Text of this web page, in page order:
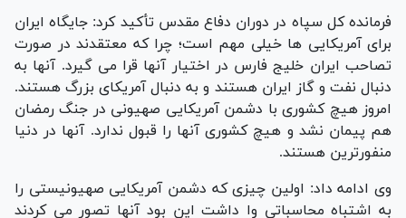
فرمانده کل سپاه در دوران دفاع مقدس تأکید کرد: جایگاه ایران
برای آمریکایی ها خیلی مهم است؛ چرا که معتقدند در صورت
تصاحب ایران خلیج فارس در اختیار آنها قرا می گیرد. آنها به
دنبال نفت و گاز ایران هستند و به دنبال آمریکای بزرگ هستند.
امروز هیچ کشوری با دشمن آمریکایی صهیونی در جنگ رمضان
هم پیمان نشد و هیچ کشوری آنها را قبول ندارد. آنها در دنیا
منفورترین هستند.
وی ادامه داد: اولین چیزی که دشمن آمریکایی صهیونیستی را
به اشتباه محاسباتی وا داشت این بود آنها تصور می کردند